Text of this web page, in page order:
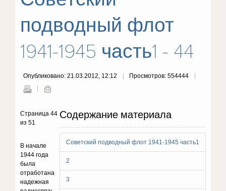
подводный флот
1941-1945 часть1 - 44
Опубликовано: 21.03.2012, 12:12 Просмотров: 554444
Содержание материала
Советский подводный флот 1941-1945 часть1
2
3
Страница 44
из 51
В начале
1944 года
была
отработана
надежная